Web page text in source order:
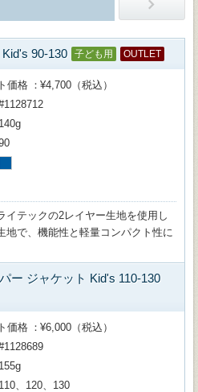
90-130 子ども用 OUTLET
価格
¥4,700（税込）
140g
イテックの2レイヤー生地を使用し
地で、機能性と軽量コンパクト性に
ー ジャケット Kid's 110-130
価格
¥6,000（税込）
155g
110、120、130